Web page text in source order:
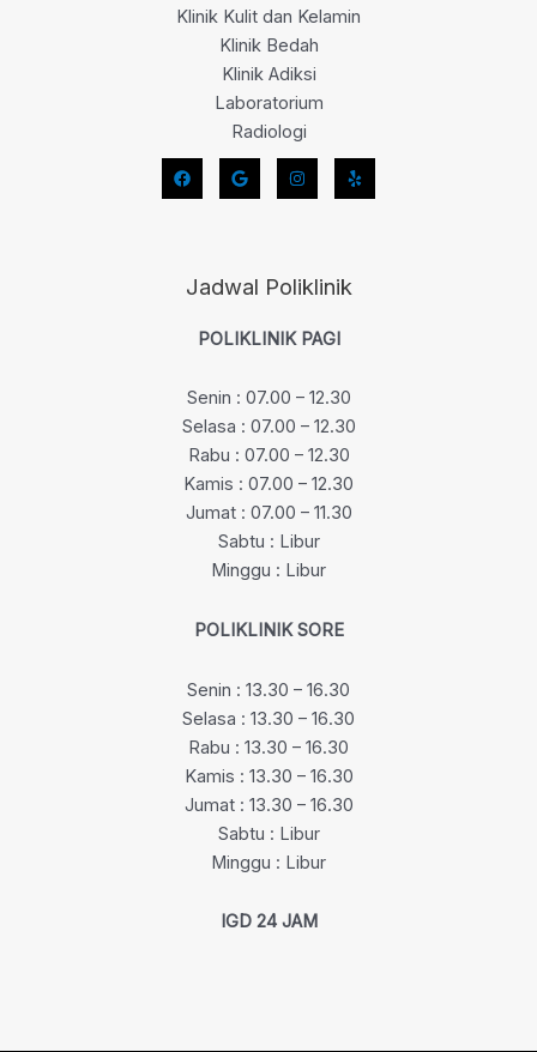
Klinik Kulit dan Kelamin
Klinik Bedah
Klinik Adiksi
Laboratorium
Radiologi
Jadwal Poliklinik
POLIKLINIK PAGI
Senin : 07.00 – 12.30
Selasa : 07.00 – 12.30
Rabu : 07.00 – 12.30
Kamis : 07.00 – 12.30
Jumat : 07.00 – 11.30
Sabtu : Libur
Minggu : Libur
POLIKLINIK SORE
Senin : 13.30 – 16.30
Selasa : 13.30 – 16.30
Rabu : 13.30 – 16.30
Kamis : 13.30 – 16.30
Jumat : 13.30 – 16.30
Sabtu : Libur
Minggu : Libur
IGD 24 JAM